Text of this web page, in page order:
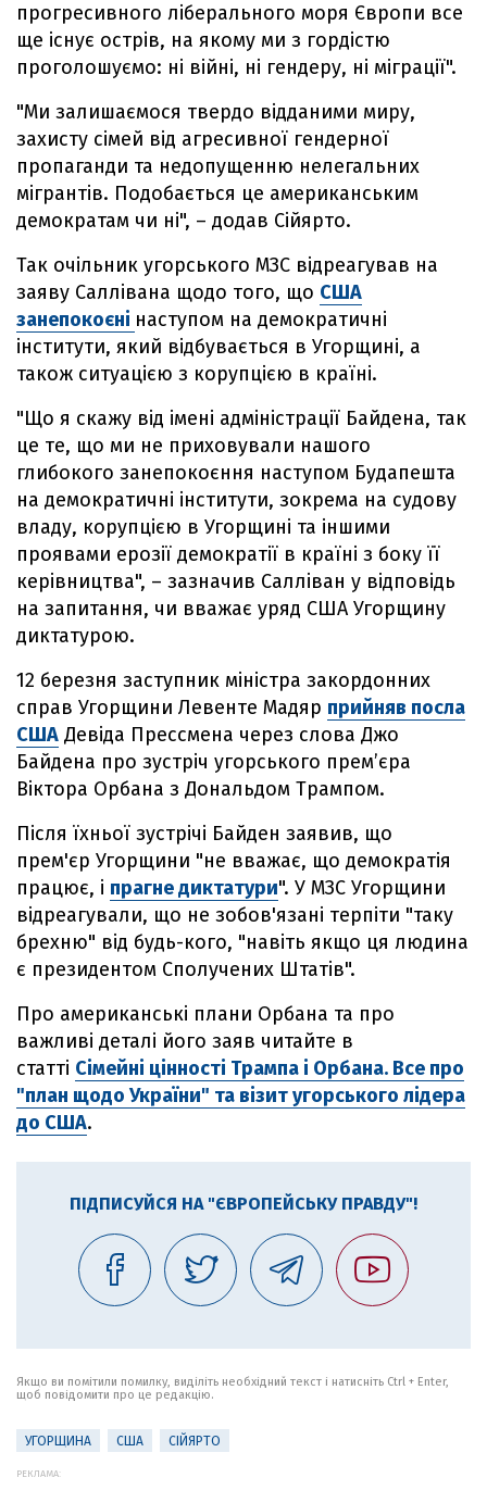
прогресивного ліберального моря Європи все
ще існує острів, на якому ми з гордістю
проголошуємо: ні війні, ні гендеру, ні міграції".
"Ми залишаємося твердо відданими миру,
захисту сімей від агресивної гендерної
пропаганди та недопущенню нелегальних
мігрантів. Подобається це американським
демократам чи ні", – додав Сійярто.
Так очільник угорського МЗС відреагував на
заяву Саллівана щодо того, що США
занепокоєні наступом на демократичні
інститути, який відбувається в Угорщині, а
також ситуацією з корупцією в країні.
"Що я скажу від імені адміністрації Байдена, так
це те, що ми не приховували нашого
глибокого занепокоєння наступом Будапешта
на демократичні інститути, зокрема на судову
владу, корупцією в Угорщині та іншими
проявами ерозії демократії в країні з боку її
керівництва", – зазначив Салліван у відповідь
на запитання, чи вважає уряд США Угорщину
диктатурою.
12 березня заступник міністра закордонних
справ Угорщини Левенте Мадяр прийняв посла
США Девіда Прессмена через слова Джо
Байдена про зустріч угорського прем’єра
Віктора Орбана з Дональдом Трампом.
Після їхньої зустрічі Байден заявив, що
прем'єр Угорщини "не вважає, що демократія
працює, і прагне диктатури". У МЗС Угорщини
відреагували, що не зобов'язані терпіти "таку
брехню" від будь-кого, "навіть якщо ця людина
є президентом Сполучених Штатів".
Про американські плани Орбана та про
важливі деталі його заяв читайте в
статті Сімейні цінності Трампа і Орбана. Все про
"план щодо України" та візит угорського лідера
до США.
ПІДПИСУЙСЯ НА "ЄВРОПЕЙСЬКУ ПРАВДУ"!
Якщо ви помітили помилку, виділіть необхідний текст і натисніть Ctrl + Enter,
щоб повідомити про це редакцію.
УГОРЩИНА США СІЙЯРТО
РЕКЛАМА: